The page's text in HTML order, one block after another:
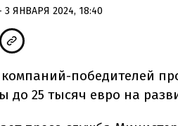
3 ЯНВАРЯ 2024, 18:40
победителей
до 25 тысяч евро на